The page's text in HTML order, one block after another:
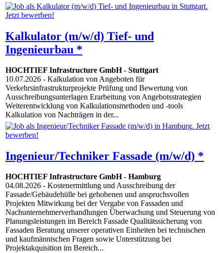
Kalkulator (m/w/d) Tief- und
Ingenieurbau *
HOCHTIEF Infrastructure GmbH- Stuttgart
10.07.2026 - Kalkulation von Angeboten für
Verkehrsinfrastrukturprojekte Prüfung und Bewertung von
Ausschreibungsunterlagen Erarbeitung von Angebotsstrategien
Weiterentwicklung von Kalkulationsmethoden und -tools
Kalkulation von Nachträgen in der...
Ingenieur/Techniker Fassade (m/w/d) *
HOCHTIEF Infrastructure GmbH- Hamburg
04.08.2026 - Kostenermittlung und Ausschreibung der
Fassade/Gebäudehülle bei gehobenen und anspruchsvollen
Projekten Mitwirkung bei der Vergabe von Fassaden und
Nachunternehmerverhandlungen Überwachung und Steuerung von
Planungsleistungen im Bereich Fassade Qualitätssicherung von
Fassaden Beratung unserer operativen Einheiten bei technischen
und kaufmännischen Fragen sowie Unterstützung bei
Projektakquisition im Bereich...